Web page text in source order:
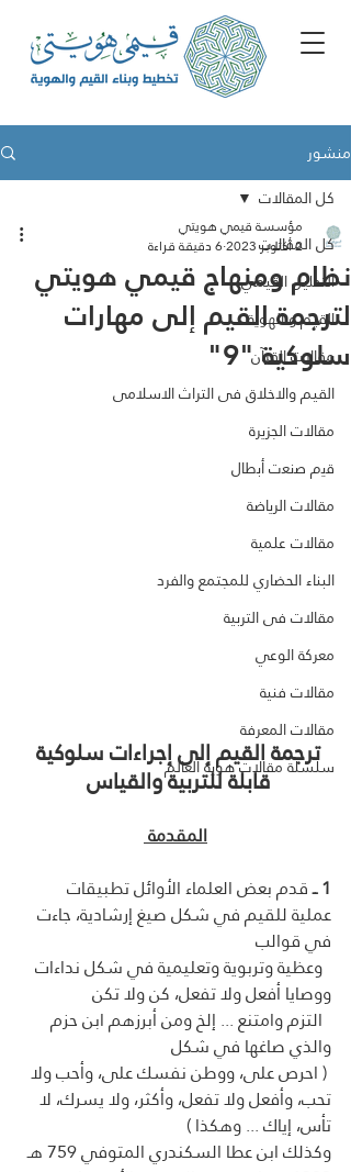
منشور
كل المقالات
التحليل القيمي
القيم و الهوية
مقالات القرآن
القيم والاخلاق فى التراث الاسلامى
مقالات الجزيرة
ﻗﯾم ﺻﻧﻌت أﺑطﺎل
مقالات الرياضة
مقالات علمية
البناء الحضاري للمجتمع والفرد
مقالات فى التربية
معركة الوعي
مقالات فنية
مقالات المعرفة
سلسلة مقالات هوية العالم
كل المقالات
نظام ومنهاج قيمي هويتي
لترجمة القيم إلى مهارات
سلوكية "9"
مؤسسة قيمي هويتي
2 أكتوبر 2023
6 دقيقة قراءة
ترجمة القيم إلى إجراءات سلوكية
قابلة للتربية والقياس
المقدمة
1 ــ قدم بعض العلماء الأوائل تطبيقات
عملية للقيم في شكل صيغ إرشادية، جاءت
في قوالب
  وعظية وتربوية وتعليمية في شكل نداءات
ووصايا أفعل ولا تفعل، كن ولا تكن
  التزم وامتنع ... إلخ ومن أبرزهم ابن حزم
والذي صاغها في شكل
( احرص على، ووطن نفسك على، وأحب ولا
تحب، وأفعل ولا تفعل، وأكثر، ولا يسرك، لا
تأس، إياك ... وهكذا )
وكذلك ابن عطا السكندري المتوفي 759 هـ